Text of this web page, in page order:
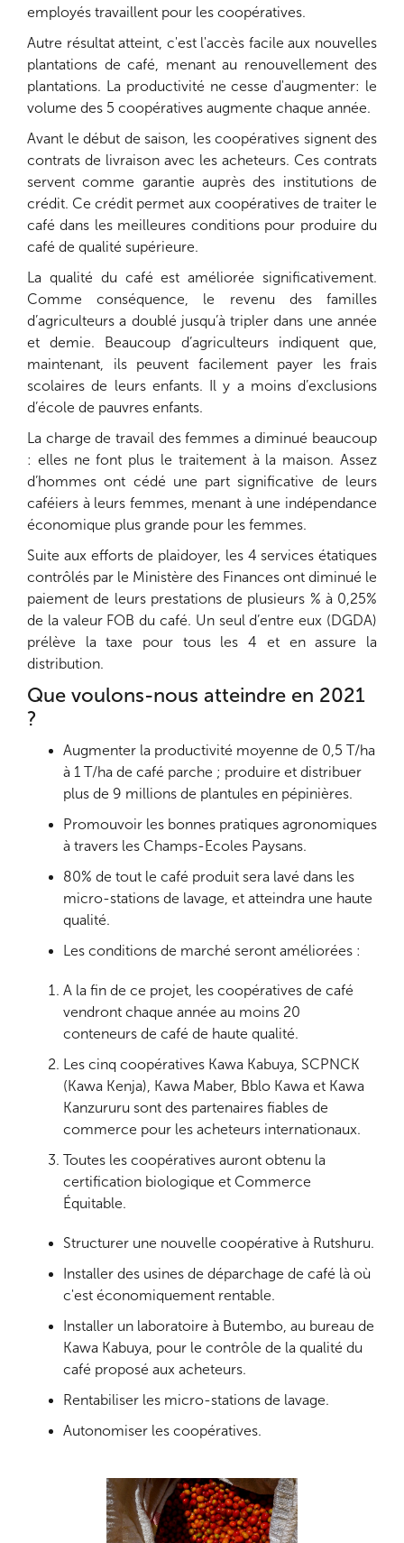
employés travaillent pour les coopératives.
Autre résultat atteint, c'est l'accès facile aux nouvelles
plantations de café, menant au renouvellement des
plantations. La productivité ne cesse d'augmenter: le
volume des 5 coopératives augmente chaque année.
Avant le début de saison, les coopératives signent des
contrats de livraison avec les acheteurs. Ces contrats
servent comme garantie auprès des institutions de
crédit. Ce crédit permet aux coopératives de traiter le
café dans les meilleures conditions pour produire du
café de qualité supérieure.
La qualité du café est améliorée significativement.
Comme conséquence, le revenu des familles
d’agriculteurs a doublé jusqu’à tripler dans une année
et demie. Beaucoup d’agriculteurs indiquent que,
maintenant, ils peuvent facilement payer les frais
scolaires de leurs enfants. Il y a moins d’exclusions
d’école de pauvres enfants.
La charge de travail des femmes a diminué beaucoup
: elles ne font plus le traitement à la maison. Assez
d’hommes ont cédé une part significative de leurs
caféiers à leurs femmes, menant à une indépendance
économique plus grande pour les femmes.
Suite aux efforts de plaidoyer, les 4 services étatiques
contrôlés par le Ministère des Finances ont diminué le
paiement de leurs prestations de plusieurs % à 0,25%
de la valeur FOB du café. Un seul d’entre eux (DGDA)
prélève la taxe pour tous les 4 et en assure la
distribution.
Que voulons-nous atteindre en 2021
?
Augmenter la productivité moyenne de 0,5 T/ha
à 1 T/ha de café parche ; produire et distribuer
plus de 9 millions de plantules en pépinières.
Promouvoir les bonnes pratiques agronomiques
à travers les Champs-Ecoles Paysans.
80% de tout le café produit sera lavé dans les
micro-stations de lavage, et atteindra une haute
qualité.
Les conditions de marché seront améliorées :
A la fin de ce projet, les coopératives de café
vendront chaque année au moins 20
conteneurs de café de haute qualité.
Les cinq coopératives Kawa Kabuya, SCPNCK
(Kawa Kenja), Kawa Maber, Bblo Kawa et Kawa
Kanzururu sont des partenaires fiables de
commerce pour les acheteurs internationaux.
Toutes les coopératives auront obtenu la
certification biologique et Commerce
Équitable.
Structurer une nouvelle coopérative à Rutshuru.
Installer des usines de déparchage de café là où
c'est économiquement rentable.
Installer un laboratoire à Butembo, au bureau de
Kawa Kabuya, pour le contrôle de la qualité du
café proposé aux acheteurs.
Rentabiliser les micro-stations de lavage.
Autonomiser les coopératives.